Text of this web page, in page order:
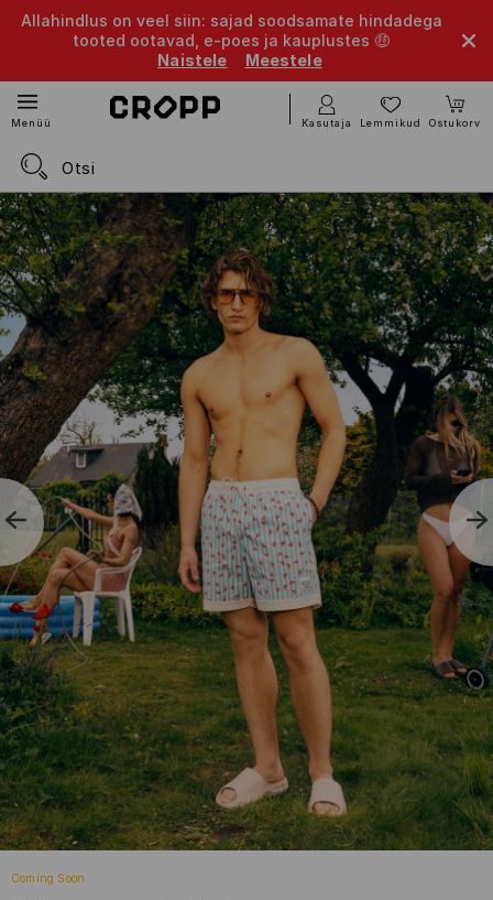
Allahindlus on veel siin: sajad soodsamate hindadega
tooted ootavad, e-poes ja kauplustes 🤑
Naistele
Meestele
Menüü Kasutaja Lemmikud Ostukorv
Coming Soon